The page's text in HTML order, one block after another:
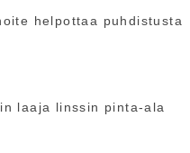
helpottaa puhdistusta
laaja linssin pinta-ala